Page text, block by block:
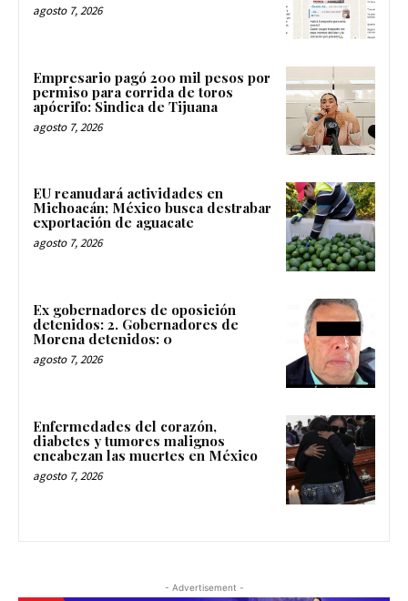
agosto 7, 2026
Empresario pagó 200 mil pesos por
permiso para corrida de toros
apócrifo: Sindica de Tijuana
agosto 7, 2026
EU reanudará actividades en
Michoacán; México busca destrabar
exportación de aguacate
agosto 7, 2026
Ex gobernadores de oposición
detenidos: 2. Gobernadores de
Morena detenidos: 0
agosto 7, 2026
Enfermedades del corazón,
diabetes y tumores malignos
encabezan las muertes en México
agosto 7, 2026
- Advertisement -